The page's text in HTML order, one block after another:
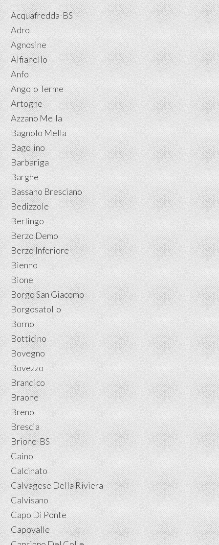
Acquafredda-BS
Adro
Agnosine
Alfianello
Anfo
Angolo Terme
Artogne
Azzano Mella
Bagnolo Mella
Bagolino
Barbariga
Barghe
Bassano Bresciano
Bedizzole
Berlingo
Berzo Demo
Berzo Inferiore
Bienno
Bione
Borgo San Giacomo
Borgosatollo
Borno
Botticino
Bovegno
Bovezzo
Brandico
Braone
Breno
Brescia
Brione-BS
Caino
Calcinato
Calvagese Della Riviera
Calvisano
Capo Di Ponte
Capovalle